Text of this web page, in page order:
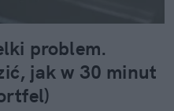
problem.
jak w 30 minut